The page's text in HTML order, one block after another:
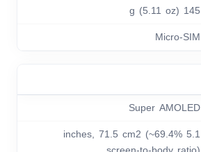
145 g (5.11 oz)
Micro-SIM
Super AMOLED
5.1 inches, 71.5 cm2 (~69.4%